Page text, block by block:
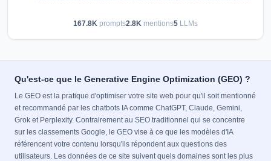
167.8K prompts2.8K mentions5 LLMs
Qu'est-ce que le Generative Engine Optimization (GEO) ?
Le GEO est la pratique d'optimiser votre site web pour qu'il soit mentionné
et recommandé par les chatbots IA comme ChatGPT, Claude, Gemini,
Grok et Perplexity. Contrairement au SEO traditionnel qui se concentre
sur les classements Google, le GEO vise à ce que les modèles d'IA
référencent votre contenu lorsqu'ils répondent aux questions des
utilisateurs. Les données de ce site suivent quels domaines sont les plus